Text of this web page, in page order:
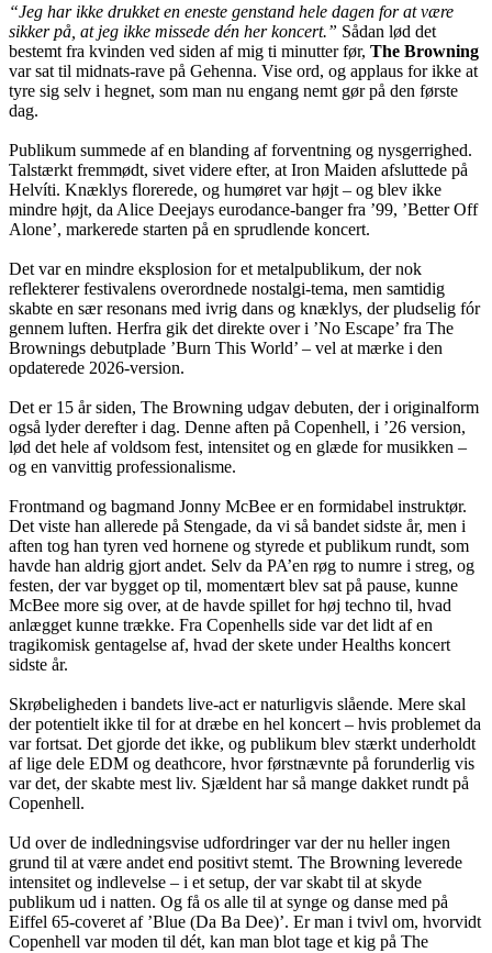
“Jeg har ikke drukket en eneste genstand hele dagen for at være
sikker på, at jeg ikke missede dén her koncert.” Sådan lød det
bestemt fra kvinden ved siden af mig ti minutter før, The Browning
var sat til midnats-rave på Gehenna. Vise ord, og applaus for ikke at
tyre sig selv i hegnet, som man nu engang nemt gør på den første
dag.
Publikum summede af en blanding af forventning og nysgerrighed.
Talstærkt fremmødt, sivet videre efter, at Iron Maiden afsluttede på
Helvíti. Knæklys florerede, og humøret var højt – og blev ikke
mindre højt, da Alice Deejays eurodance-banger fra ’99, ’Better Off
Alone’, markerede starten på en sprudlende koncert.
Det var en mindre eksplosion for et metalpublikum, der nok
reflekterer festivalens overordnede nostalgi-tema, men samtidig
skabte en sær resonans med ivrig dans og knæklys, der pludselig fór
gennem luften. Herfra gik det direkte over i ’No Escape’ fra The
Brownings debutplade ’Burn This World’ – vel at mærke i den
opdaterede 2026-version.
Det er 15 år siden, The Browning udgav debuten, der i originalform
også lyder derefter i dag. Denne aften på Copenhell, i ’26 version,
lød det hele af voldsom fest, intensitet og en glæde for musikken –
og en vanvittig professionalisme.
Frontmand og bagmand Jonny McBee er en formidabel instruktør.
Det viste han allerede på Stengade, da vi så bandet sidste år, men i
aften tog han tyren ved hornene og styrede et publikum rundt, som
havde han aldrig gjort andet. Selv da PA’en røg to numre i streg, og
festen, der var bygget op til, momentært blev sat på pause, kunne
McBee more sig over, at de havde spillet for høj techno til, hvad
anlægget kunne trække. Fra Copenhells side var det lidt af en
tragikomisk gentagelse af, hvad der skete under Healths koncert
sidste år.
Skrøbeligheden i bandets live-act er naturligvis slående. Mere skal
der potentielt ikke til for at dræbe en hel koncert – hvis problemet da
var fortsat. Det gjorde det ikke, og publikum blev stærkt underholdt
af lige dele EDM og deathcore, hvor førstnævnte på forunderlig vis
var det, der skabte mest liv. Sjældent har så mange dakket rundt på
Copenhell.
Ud over de indledningsvise udfordringer var der nu heller ingen
grund til at være andet end positivt stemt. The Browning leverede
intensitet og indlevelse – i et setup, der var skabt til at skyde
publikum ud i natten. Og få os alle til at synge og danse med på
Eiffel 65-coveret af ’Blue (Da Ba Dee)’. Er man i tvivl om, hvorvidt
Copenhell var moden til dét, kan man blot tage et kig på The